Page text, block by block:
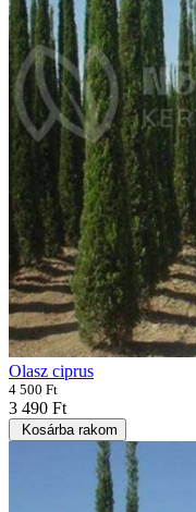
Olasz ciprus
4 500 Ft
3 490 Ft
Kosárba rakom